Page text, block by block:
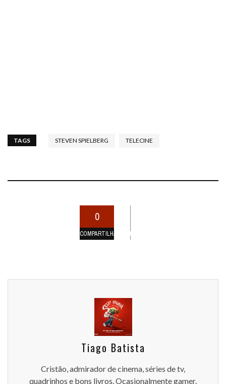
TAGS STEVEN SPIELBERG TELECINE
0
COMPARTILHAMENTOS
Tiago Batista
Cristão, admirador de cinema, séries de tv,
quadrinhos e bons livros. Ocasionalmente gamer.